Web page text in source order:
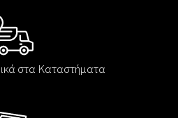
στα Καταστήματα